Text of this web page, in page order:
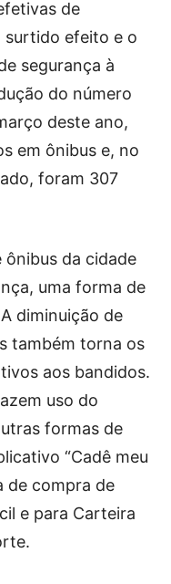
de
surtido efeito e o
segurança à
do número
deste ano,
em ônibus e, no
foram 307
da cidade
uma forma de
diminuição de
também torna os
aos bandidos.
uso do
formas de
“Cadê meu
de compra de
e para Carteira